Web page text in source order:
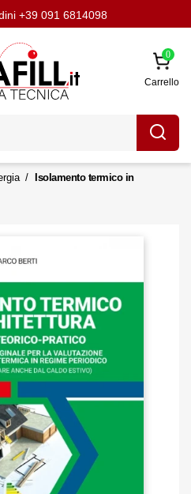
Scrivi per noi
+39 091 6814098
LavoriPubblici.it
0
Carrello
Isolamento termico in